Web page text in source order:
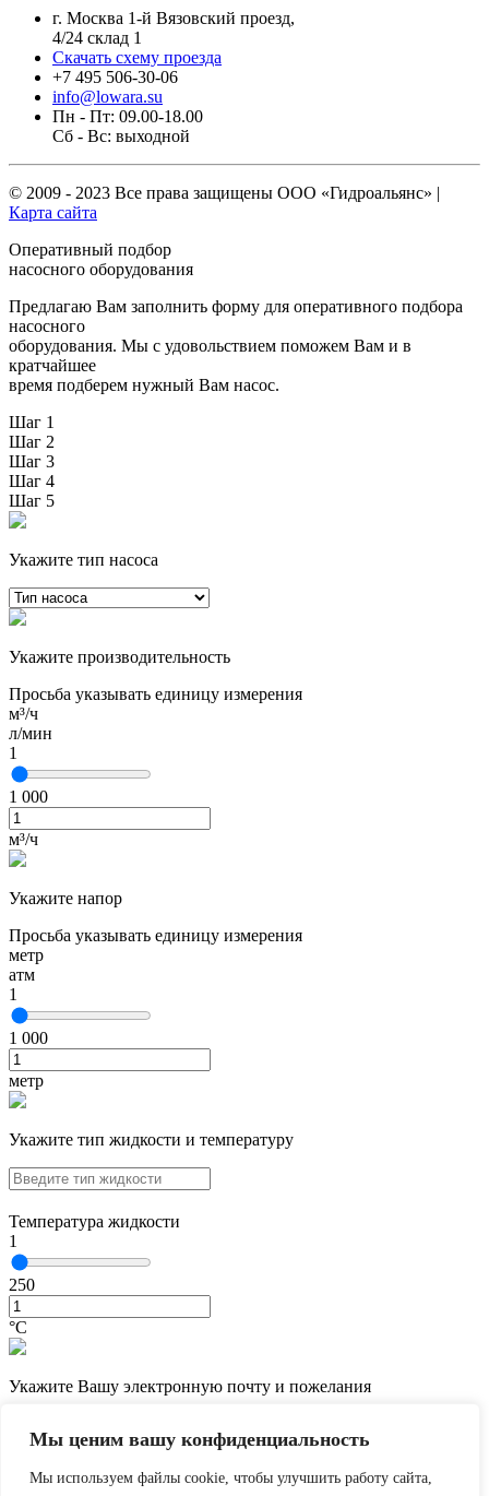
Мы ценим вашу конфиденциальность
Мы используем файлы cookie, чтобы улучшить работу сайта,
г. Москва 1-й Вязовский проезд,
4/24 склад 1
Скачать схему проезда
+7 495 506-30-06
info@lowara.su
Пн - Пт: 09.00-18.00
Сб - Вс: выходной
© 2009 - 2023 Все права защищены ООО «Гидроальянс» |
Карта сайта
Оперативный подбор
насосного оборудования
Предлагаю Вам заполнить форму для оперативного подбора
насосного
оборудования. Мы с удовольствием поможем Вам и в
кратчайшее
время подберем нужный Вам насос.
Шаг 1
Шаг 2
Шаг 3
Шаг 4
Шаг 5
Укажите тип насоса
Укажите производительность
Просьба указывать единицу измерения
м³/ч
л/мин
1
1 000
м³/ч
Укажите напор
Просьба указывать единицу измерения
метр
атм
1
1 000
метр
Укажите тип жидкости и температуру
Температура жидкости
1
250
°С
Укажите Вашу электронную почту и пожелания